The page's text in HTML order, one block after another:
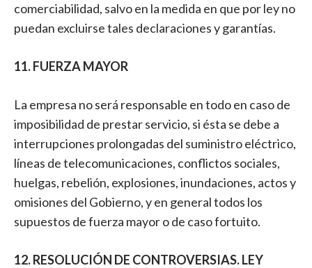
comerciabilidad, salvo en la medida en que por ley no
puedan excluirse tales declaraciones y garantías.
11. FUERZA MAYOR
La empresa no será responsable en todo en caso de
imposibilidad de prestar servicio, si ésta se debe a
interrupciones prolongadas del suministro eléctrico,
líneas de telecomunicaciones, conflictos sociales,
huelgas, rebelión, explosiones, inundaciones, actos y
omisiones del Gobierno, y en general todos los
supuestos de fuerza mayor o de caso fortuito.
12. RESOLUCIÓN DE CONTROVERSIAS. LEY